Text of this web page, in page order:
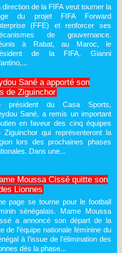
direction de la FIFA veut tourner la
du projet FIFA Forward
(FFE) et renforcer ses
de gouvernance.
à Rabat, au Maroc, le
de la FIFA, Gianni
Sané a apporté son
de Ziguinchor
président du Casa Sports,
Sané, a remis un important
en faveur des cinq équipes
Ziguinchor qui représenteront la
lors des prochaines phases
Dans une...
Moussa Cissé quitte son
Lionnes
page se tourne pour le football
sénégalais. Mame Moussa
a annoncé son départ de la
de l’équipe nationale féminine du
à l’issue de l’élimination des
dès la phase...